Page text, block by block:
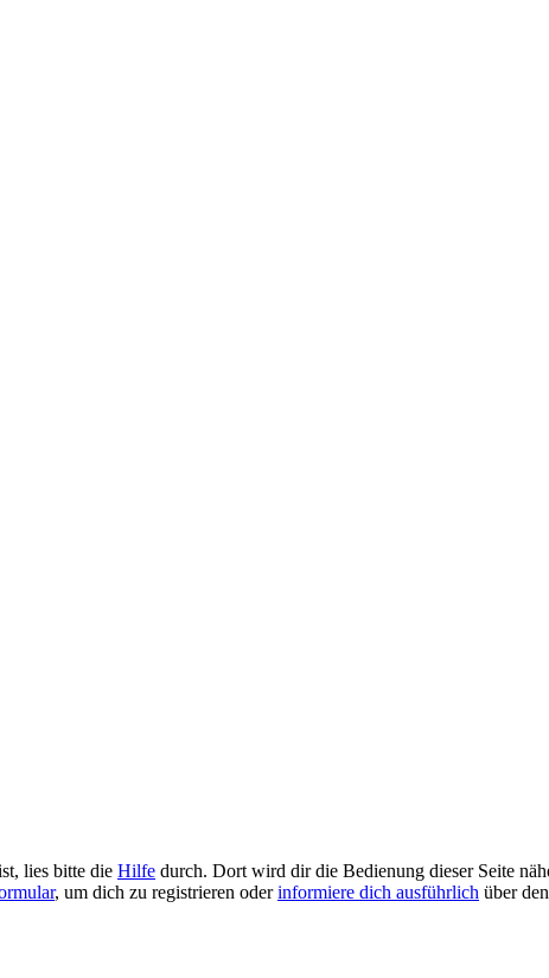
lies bitte die Hilfe durch. Dort wird dir die Bedienung dieser Seite
, um dich zu registrieren oderinformiere dich ausführlich über